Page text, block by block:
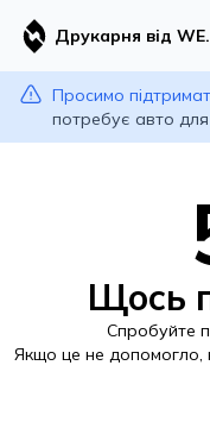
Друкарня від
Просимо
потребує авто
Щось
Спробуйте
Якщо це не допомогло,